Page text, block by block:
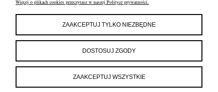
Więcej o plikach cookies przeczytasz w naszej Polityce prywatności.
ZAAKCEPTUJ TYLKO NIEZBĘDNE
DOSTOSUJ ZGODY
ZAAKCEPTUJ WSZYSTKIE